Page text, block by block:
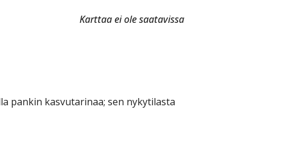
Karttaa ei ole saatavissa
pankin kasvutarinaa; sen nykytilasta